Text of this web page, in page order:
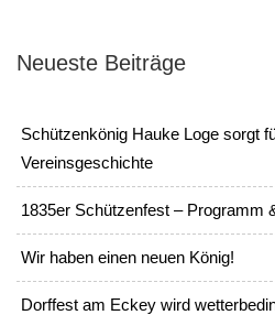
Neueste Beiträge
Schützenkönig Hauke Loge sorgt
Vereinsgeschichte
1835er Schützenfest – Programm
Wir haben einen neuen König!
Dorffest am Eckey wird